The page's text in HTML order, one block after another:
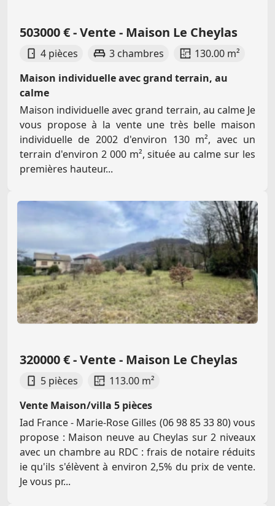
503000 € - Vente - Maison Le Cheylas
4 pièces 3 chambres
130.00 m²
Maison individuelle avec grand terrain, au
calme
Maison individuelle avec grand terrain, au calme Je
vous propose à la vente une très belle maison
individuelle de 2002 d'environ 130 m², avec un
terrain d'environ 2 000 m², située au calme sur les
premières hauteur...
320000 € - Vente - Maison Le Cheylas
5 pièces
113.00 m²
Vente Maison/villa 5 pièces
Iad France - Marie-Rose Gilles (06 98 85 33 80) vous
propose : Maison neuve au Cheylas sur 2 niveaux
avec un chambre au RDC : frais de notaire réduits
ie qu'ils s'élèvent à environ 2,5% du prix de vente.
Je vous pr...